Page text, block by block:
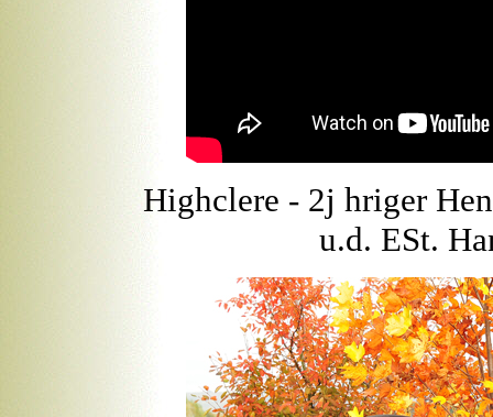
Highclere - 2j hriger
u.d. ESt.